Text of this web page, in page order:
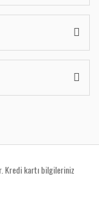
Kredi kartı bilgileriniz